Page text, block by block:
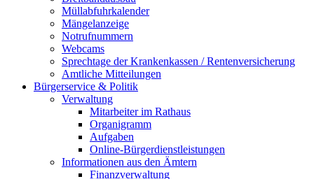
Müllabfuhrkalender
Mängelanzeige
Notrufnummern
Webcams
Sprechtage der Krankenkassen / Rentenversicherung
Amtliche Mitteilungen
Bürgerservice & Politik
Verwaltung
Mitarbeiter im Rathaus
Organigramm
Aufgaben
Online-Bürgerdienstleistungen
Informationen aus den Ämtern
Finanzverwaltung